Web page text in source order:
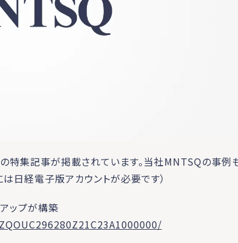
特集記事が掲載されています。当社MNTSQの事例
日経電子版アカウントが必要です）
ップが構築